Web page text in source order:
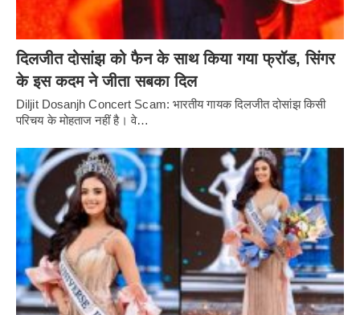
दिलजीत दोसांझ को फैन के साथ किया गया फ्रॉड, सिंगर
के इस कदम ने जीता सबका दिल
Diljit Dosanjh Concert Scam: भारतीय गायक दिलजीत दोसांझ किसी
परिचय के मोहताज नहीं है। वे…